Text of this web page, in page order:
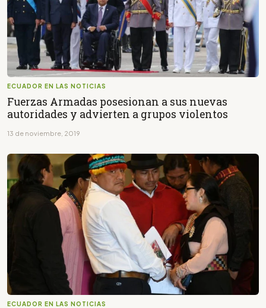
ECUADOR EN LAS NOTICIAS
Fuerzas Armadas posesionan a sus nuevas
autoridades y advierten a grupos violentos
13 de noviembre, 2019
ECUADOR EN LAS NOTICIAS